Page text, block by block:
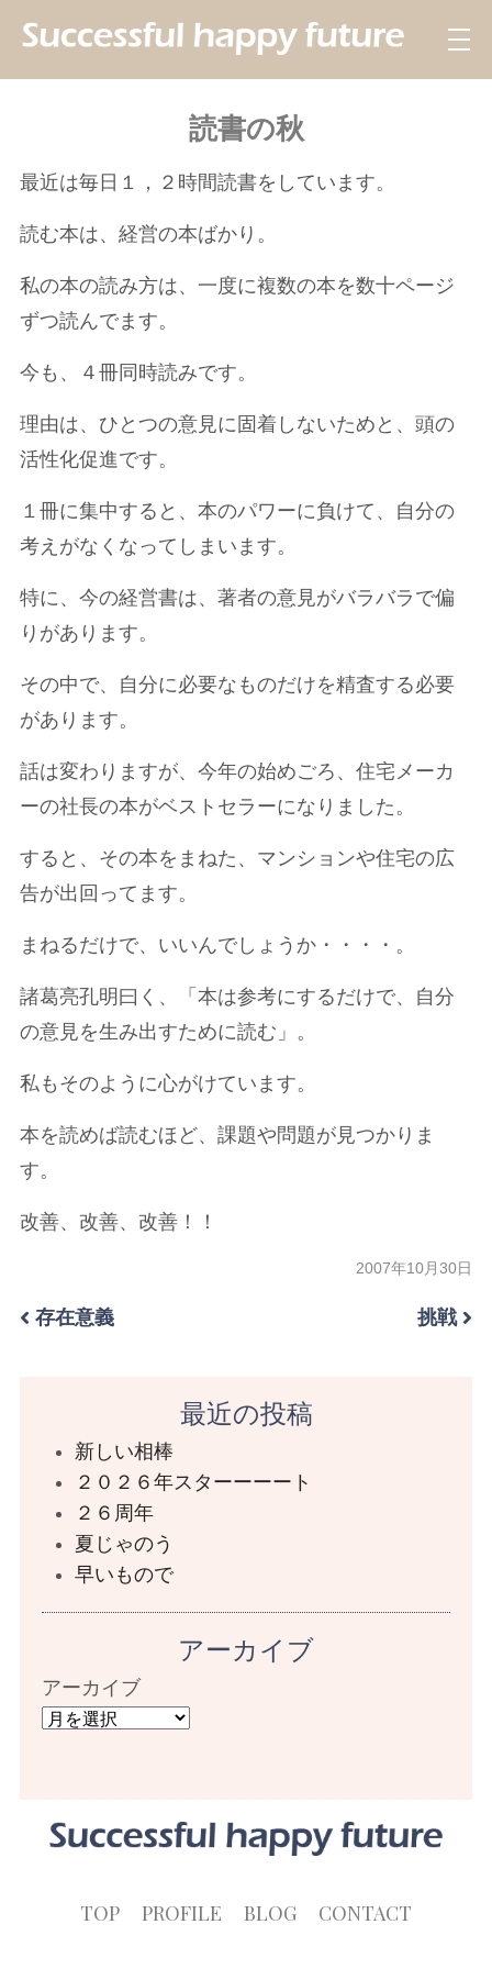
読書の秋
最近は毎日１，２時間読書をしています。
読む本は、経営の本ばかり。
私の本の読み方は、一度に複数の本を数十ページ
ずつ読んでます。
今も、４冊同時読みです。
理由は、ひとつの意見に固着しないためと、頭の
活性化促進です。
１冊に集中すると、本のパワーに負けて、自分の
考えがなくなってしまいます。
特に、今の経営書は、著者の意見がバラバラで偏
りがあります。
その中で、自分に必要なものだけを精査する必要
があります。
話は変わりますが、今年の始めごろ、住宅メーカ
ーの社長の本がベストセラーになりました。
すると、その本をまねた、マンションや住宅の広
告が出回ってます。
まねるだけで、いいんでしょうか・・・・。
諸葛亮孔明曰く、「本は参考にするだけで、自分
の意見を生み出すために読む」。
私もそのように心がけています。
本を読めば読むほど、課題や問題が見つかりま
す。
改善、改善、改善！！
2007年10月30日
存在意義 挑戦
最近の投稿
新しい相棒
２０２６年スターーーート
２６周年
夏じゃのう
早いもので
アーカイブ
アーカイブ
TOP PROFILE BLOG CONTACT